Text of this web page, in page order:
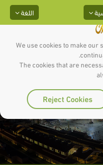
We use cookies to make our
The cookies that are
Reject Cookies
اللغة